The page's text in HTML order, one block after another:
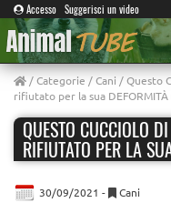
Accesso Suggerisci un video
/Categorie /Cani / Questo
rifiutato per la sua DEFORMITÀ
QUESTO CUCCIOLO
RIFIUTATO PER LA
30/09/2021 - Cani